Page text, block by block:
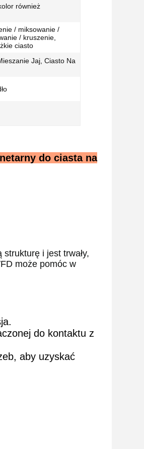
również
/ miksowanie /
/ kruszenie,
ciasto
Jaj, Ciasto Na
do ciasta na
i jest trwały,
może pomóc w
do kontaktu z
aby uzyskać